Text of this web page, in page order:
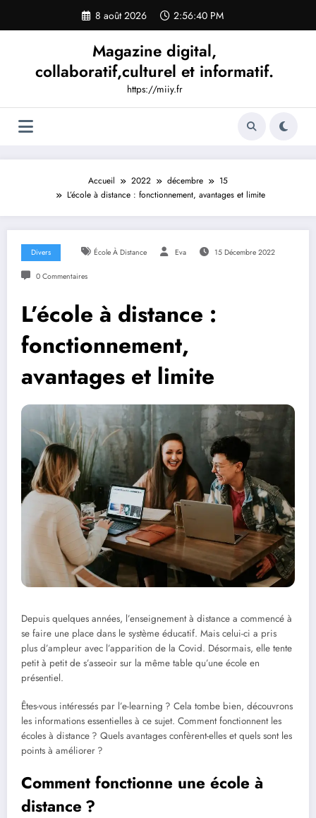
contenu
8 août 2026 2:56:41 PM
Magazine digital,
collaboratif,culturel et informatif.
https://miiy.fr
Accueil 2022 décembre
15
L’école à distance : fonctionnement, avantages et limite
Divers École À Distance Eva 15 Décembre 2022
0 Commentaires
L’école à distance :
fonctionnement,
avantages et limite
Depuis quelques années, l’enseignement à distance a commencé à
se faire une place dans le système éducatif. Mais celui-ci a pris
plus d’ampleur avec l’apparition de la Covid. Désormais, elle tente
petit à petit de s’asseoir sur la même table qu’une école en
présentiel.
Êtes-vous intéressés par l’e-learning ? Cela tombe bien, découvrons
les informations essentielles à ce sujet. Comment fonctionnent les
écoles à distance ? Quels avantages confèrent-elles et quels sont les
points à améliorer ?
Comment fonctionne une école à
distance ?